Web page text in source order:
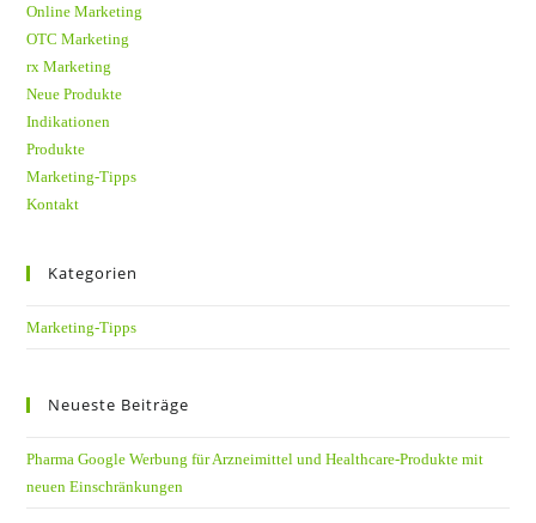
Online Marketing
OTC Marketing
rx Marketing
Neue Produkte
Indikationen
Produkte
Marketing-Tipps
Kontakt
Kategorien
Marketing-Tipps
Neueste Beiträge
Pharma Google Werbung für Arzneimittel und Healthcare-Produkte mit
neuen Einschränkungen